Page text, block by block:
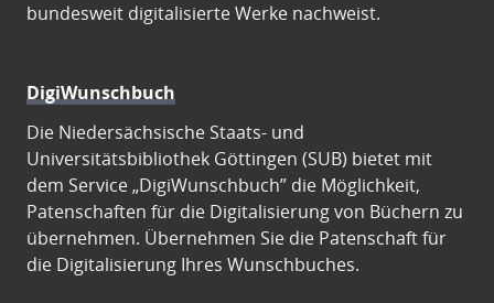
bundesweit digitalisierte Werke nachweist.
DigiWunschbuch
Die Niedersächsische Staats- und
Universitätsbibliothek Göttingen (SUB) bietet mit
dem Service „DigiWunschbuch” die Möglichkeit,
Patenschaften für die Digitalisierung von Büchern zu
übernehmen. Übernehmen Sie die Patenschaft für
die Digitalisierung Ihres Wunschbuches.